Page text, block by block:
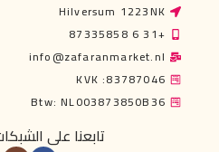
Hilversum 1223NK
+31 6 87335858
info@zafaranmarket.nl
KVK :83787046
Btw: NL003873850B36
تابعنا على